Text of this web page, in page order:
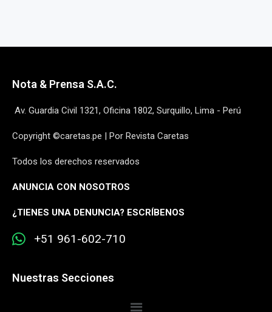
Nota & Prensa S.A.C.
Av. Guardia Civil 1321, Oficina 1802, Surquillo, Lima - Perú
Copyright ©caretas.pe | Por Revista Caretas
Todos los derechos reservados
ANUNCIA CON NOSOTROS
¿TIENES UNA DENUNCIA? ESCRÍBENOS
+51 961-602-710
Nuestras Secciones